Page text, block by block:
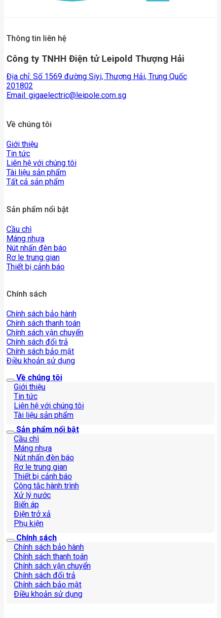
Thông tin liên hệ
Công ty TNHH Điện tử Leipold Thượng Hải
Địa chỉ: Số 1569 đường Siyi, Thượng Hải, Trung Quốc
201802
Email: gigaelectric@leipole.com.sg
Về chúng tôi
Giới thiệu
Tin tức
Liên hệ với chúng tôi
Tài liệu sản phẩm
Tất cả sản phẩm
Sản phẩm nổi bật
Cầu chì
Máng nhựa
Nút nhấn đèn báo
Rơ le trung gian
Thiết bị cảnh báo
Chính sách
Chính sách bảo hành
Chính sách thanh toán
Chính sách vận chuyển
Chính sách đổi trả
Chính sách bảo mật
Điều khoản sử dụng
Về chúng tôi
Giới thiệu
Tin tức
Liên hệ với chúng tôi
Tài liệu sản phẩm
Sản phẩm nổi bật
Cầu chì
Máng nhựa
Nút nhấn đèn báo
Rơ le trung gian
Thiết bị cảnh báo
Công tắc hành trình
Xử lý nước
Biến áp
Điện trở xả
Phụ kiện
Chính sách
Chính sách bảo hành
Chính sách thanh toán
Chính sách vận chuyển
Chính sách đổi trả
Chính sách bảo mật
Điều khoản sử dụng